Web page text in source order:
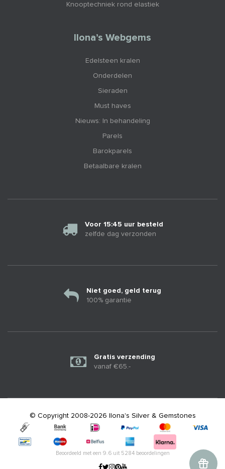
Knooptechniek rond elastiek
Ilona’s Webgems
Edelsteen kralen
Onderdelen
Sieraden
Must haves
Nieuws: In behandeling
Parels
Barokparels
Betaalbare kralen
Voor 15:45 uur besteld
zelfde dag verzonden
Niet goed, geld terug
100% garantie
Gratis verzending
vanaf €65.-
© Copyright 2008-2026 Ilona's Silver & Gemstones
Beoordeeld met een 9.6uit 5284beoordelingen